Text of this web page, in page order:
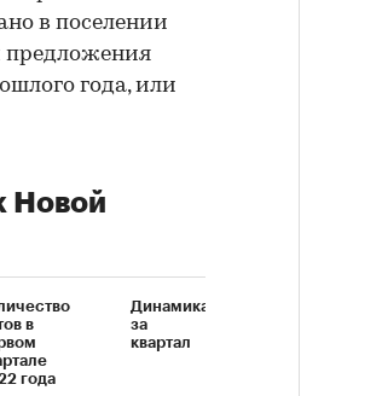
в поселении
предложения
года, или
Новой
в
года
Динамика
за
квартал